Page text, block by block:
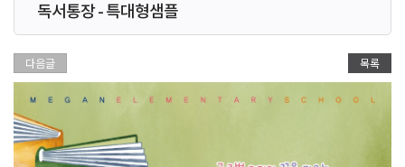
독서통장 - 특대형샘플
다음글 목록